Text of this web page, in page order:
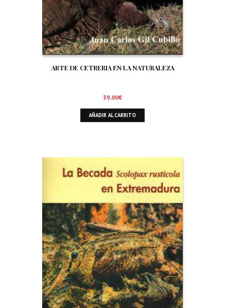
ARTE DE CETRERIA EN LA NATURALEZA
39,00€
AÑADIR AL CARRITO